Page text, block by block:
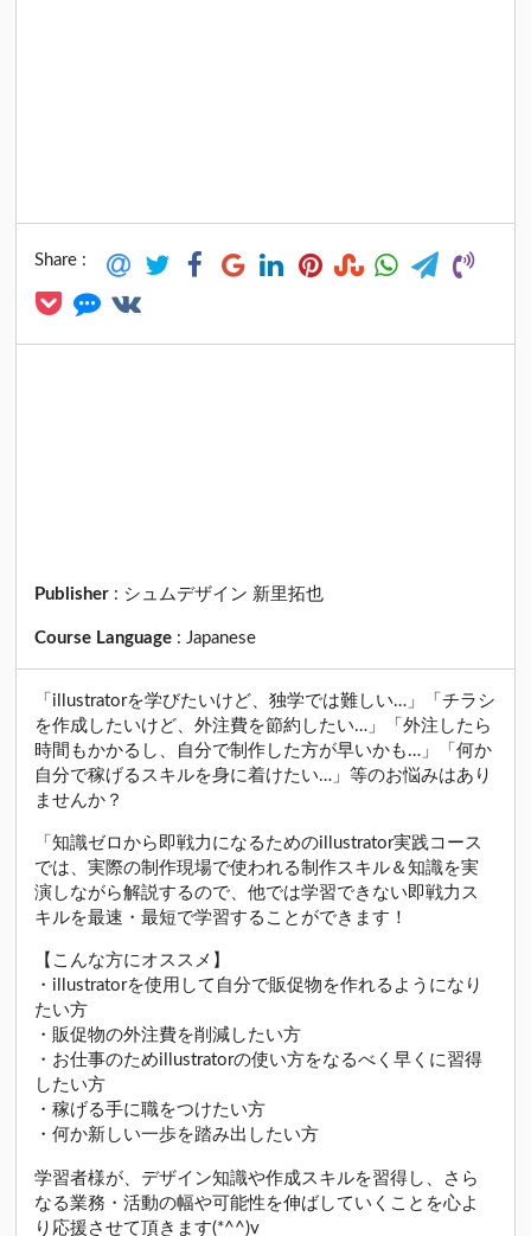
Share :
Publisher : シュムデザイン 新里拓也
Course Language : Japanese
「illustratorを学びたいけど、独学では難しい…」「チラシ
を作成したいけど、外注費を節約したい…」「外注したら
時間もかかるし、自分で制作した方が早いかも…」「何か
自分で稼げるスキルを身に着けたい…」等のお悩みはあり
ませんか？
「知識ゼロから即戦力になるためのillustrator実践コース
では、実際の制作現場で使われる制作スキル＆知識を実
演しながら解説するので、他では学習できない即戦力ス
キルを最速・最短で学習することができます！
【こんな方にオススメ】
・illustratorを使用して自分で販促物を作れるようになり
たい方
・販促物の外注費を削減したい方
・お仕事のためillustratorの使い方をなるべく早くに習得
したい方
・稼げる手に職をつけたい方
・何か新しい一歩を踏み出したい方
学習者様が、デザイン知識や作成スキルを習得し、さら
なる業務・活動の幅や可能性を伸ばしていくことを心よ
り応援させて頂きます(*^^)v